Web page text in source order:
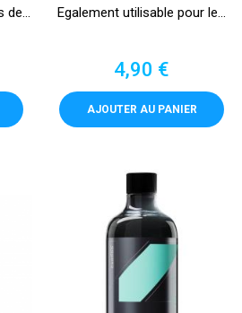
de...
Egalement utilisable pour le...
Prix
4,90 €
AJOUTER AU PANIER